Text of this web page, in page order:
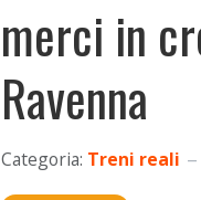
merci in
Ravenna
Categoria: Treni reali